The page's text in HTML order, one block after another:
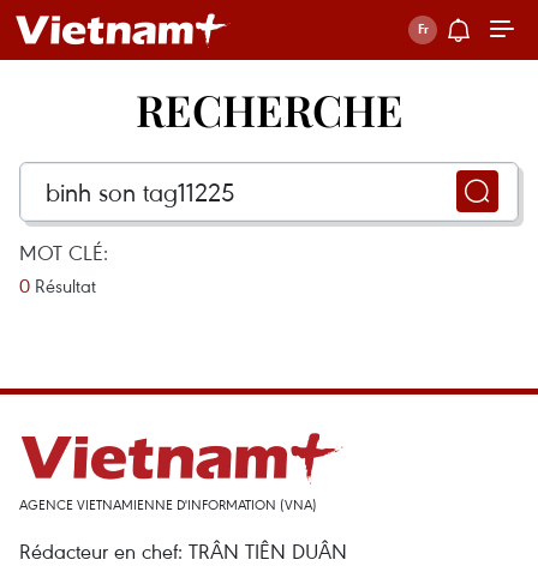
RECHERCHE
MOT CLÉ:
0 Résultat
AGENCE VIETNAMIENNE D'INFORMATION (VNA)
Rédacteur en chef: TRÂN TIÊN DUÂN